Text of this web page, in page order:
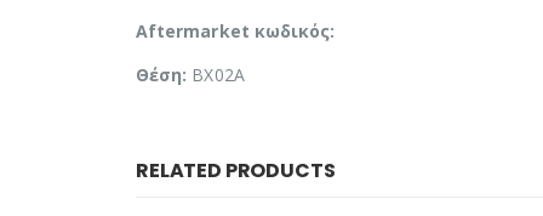
Aftermarket κωδικός:
Θέση: BX02A
RELATED PRODUCTS